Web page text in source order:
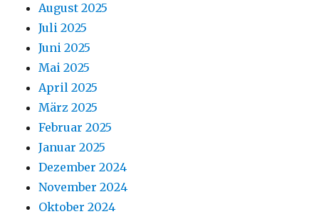
August 2025
Juli 2025
Juni 2025
Mai 2025
April 2025
März 2025
Februar 2025
Januar 2025
Dezember 2024
November 2024
Oktober 2024